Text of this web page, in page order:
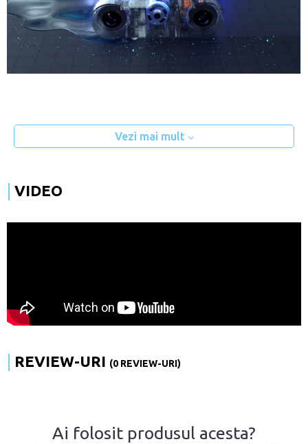
Vezi mai mult
VIDEO
REVIEW-URI (0 REVIEW-URI)
Ai folosit produsul acesta?